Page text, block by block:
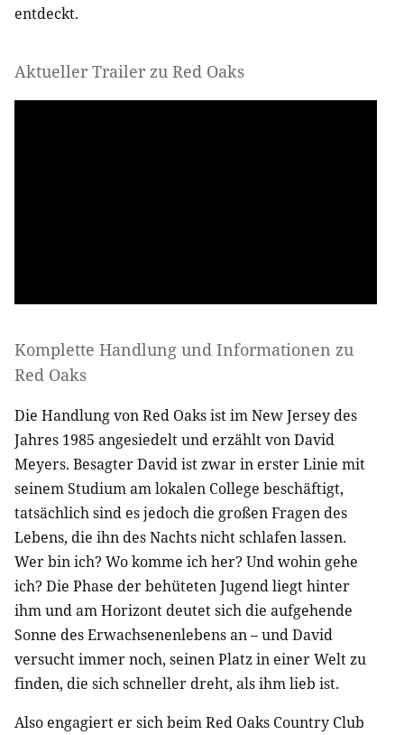
entdeckt.
Aktueller Trailer zu Red Oaks
Komplette Handlung und Informationen zu
Red Oaks
Die Handlung von Red Oaks ist im New Jersey des
Jahres 1985 angesiedelt und erzählt von David
Meyers. Besagter David ist zwar in erster Linie mit
seinem Studium am lokalen College beschäftigt,
tatsächlich sind es jedoch die großen Fragen des
Lebens, die ihn des Nachts nicht schlafen lassen.
Wer bin ich? Wo komme ich her? Und wohin gehe
ich? Die Phase der behüteten Jugend liegt hinter
ihm und am Horizont deutet sich die aufgehende
Sonne des Erwachsenenlebens an – und David
versucht immer noch, seinen Platz in einer Welt zu
finden, die sich schneller dreht, als ihm lieb ist.
Also engagiert er sich beim Red Oaks Country Club